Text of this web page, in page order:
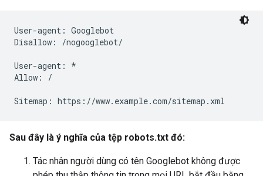
User-agent: Googlebot
Disallow: /nogooglebot/
User-agent: *
Allow: /
Sitemap: https://www.example.com/sitemap.xml
Sau đây là ý nghĩa của tệp robots.txt đó:
Tác nhân người dùng có tên Googlebot không được